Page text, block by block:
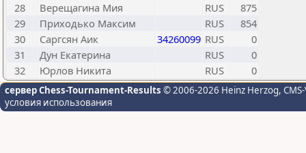
28
Верещагина Мия RUS
875
29
Приходько Максим RUS
854
30
Саргсян Аик 34260099 RUS
0
31
Дун Екатерина RUS
0
32
Юрлов Никита RUS 0
сервер Chess-Tournament-Results © 2006-2026 Heinz Herzog,
условия использования